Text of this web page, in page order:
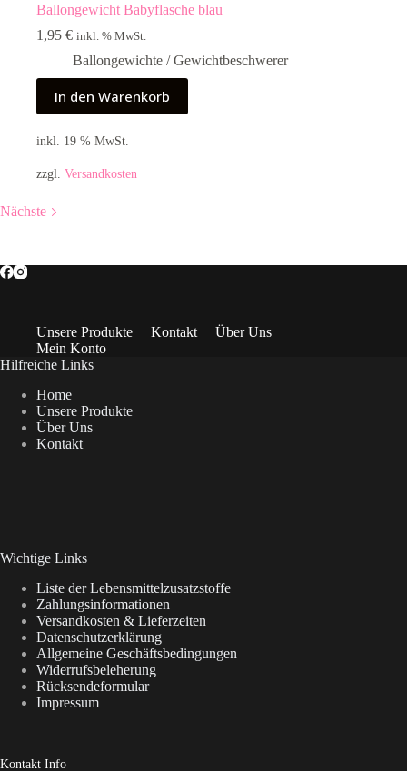
Ballongewicht Babyflasche blau
1,95 € inkl. % MwSt.
Ballongewichte / Gewichtbeschwerer
In den Warenkorb
inkl. 19 % MwSt.
zzgl. Versandkosten
Nächste
Unsere Produkte Kontakt
Über Uns
Mein Konto
Hilfreiche Links
Home
Unsere Produkte
Über Uns
Kontakt
Wichtige Links
Liste der Lebensmittelzusatzstoffe
Zahlungsinformationen
Versandkosten & Lieferzeiten
Datenschutzerklärung
Allgemeine Geschäftsbedingungen
Widerrufsbeleherung
Rücksendeformular
Impressum
Kontakt Info